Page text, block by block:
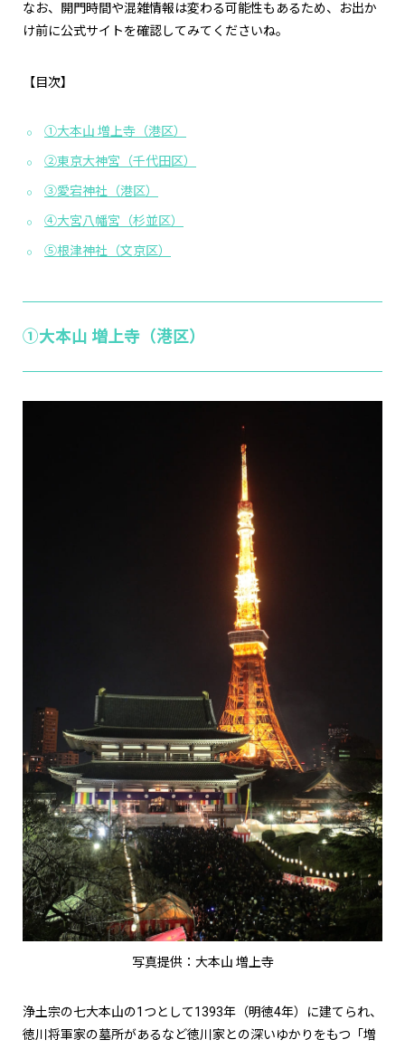
なお、開門時間や混雑情報は変わる可能性もあるため、お出か
け前に公式サイトを確認してみてくださいね。
【目次】
①大本山 増上寺（港区）
②東京大神宮（千代田区）
③愛宕神社（港区）
④大宮八幡宮（杉並区）
⑤根津神社（文京区）
①大本山 増上寺（港区）
写真提供：大本山 増上寺
浄土宗の七大本山の1つとして1393年（明徳4年）に建てられ、
徳川将軍家の墓所があるなど徳川家との深いゆかりをもつ「増